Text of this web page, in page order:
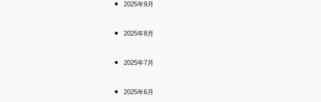
2025年9月
2025年8月
2025年7月
2025年6月